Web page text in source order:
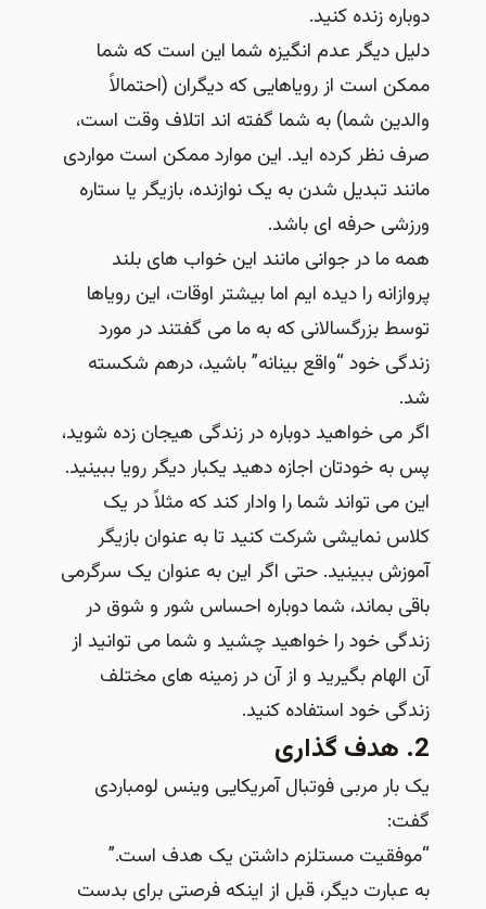
دوباره زنده کنید.
دلیل دیگر عدم انگیزه شما این است که شما
ممکن است از رویاهایی که دیگران (احتمالاً
والدین شما) به شما گفته اند اتلاف وقت است،
صرف نظر کرده اید. این موارد ممکن است مواردی
مانند تبدیل شدن به یک نوازنده، بازیگر یا ستاره
ورزشی حرفه ای باشد.
همه ما در جوانی مانند این خواب های بلند
پروازانه را دیده ایم اما بیشتر اوقات، این رویاها
توسط بزرگسالانی که به ما می گفتند در مورد
زندگی خود “واقع بینانه” باشید، درهم شکسته
شد.
اگر می خواهید دوباره در زندگی هیجان زده شوید،
پس به خودتان اجازه دهید یکبار دیگر رویا ببینید.
این می تواند شما را وادار کند که مثلاً در یک
کلاس نمایشی شرکت کنید تا به عنوان بازیگر
آموزش ببینید. حتی اگر این به عنوان یک سرگرمی
باقی بماند، شما دوباره احساس شور و شوق در
زندگی خود را خواهید چشید و شما می توانید از
آن الهام بگیرید و از آن در زمینه های مختلف
زندگی خود استفاده کنید.
2. هدف گذاری
یک بار مربی فوتبال آمریکایی وینس لومباردی
گفت:
“موفقیت مستلزم داشتن یک هدف است.”
به عبارت دیگر، قبل از اینکه فرصتی برای بدست